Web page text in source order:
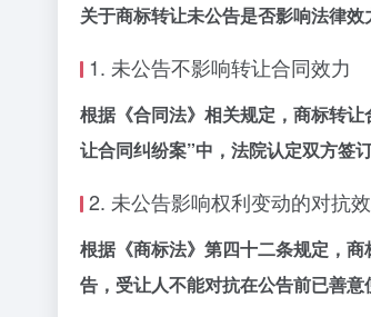
关于商标转让未公告是否影响法律效
1. 未公告不影响转让合同效力
根据《合同法》相关规定，商标转
让合同纠纷案”中，法院认定双方签
2. 未公告影响权利变动的对抗
根据《商标法》第四十二条规定，
告，受让人不能对抗在公告前已善意